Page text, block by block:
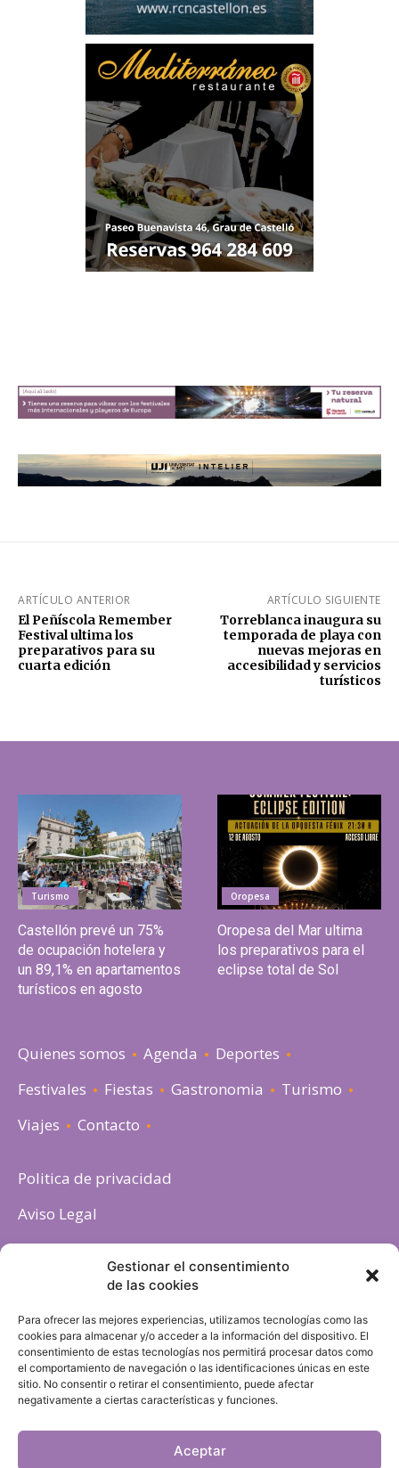
Gestionar el consentimiento
de las cookies
Para ofrecer las mejores experiencias, utilizamos tecnologías como las
cookies para almacenar y/o acceder a la información del dispositivo. El
consentimiento de estas tecnologías nos permitirá procesar datos como
el comportamiento de navegación o las identificaciones únicas en este
sitio. No consentir o retirar el consentimiento, puede afectar
negativamente a ciertas características y funciones.
Aceptar
ARTÍCULO ANTERIOR
El Peñíscola Remember
Festival ultima los
preparativos para su
cuarta edición
ARTÍCULO SIGUIENTE
Torreblanca inaugura su
temporada de playa con
nuevas mejoras en
accesibilidad y servicios
turísticos
Turismo
Castellón prevé un 75%
de ocupación hotelera y
un 89,1% en apartamentos
turísticos en agosto
Oropesa
Oropesa del Mar ultima
los preparativos para el
eclipse total de Sol
Quienes somos Agenda
Deportes
Festivales
Fiestas Gastronomia
Turismo
Viajes
Contacto
Politica de privacidad
Aviso Legal
Política de cookies